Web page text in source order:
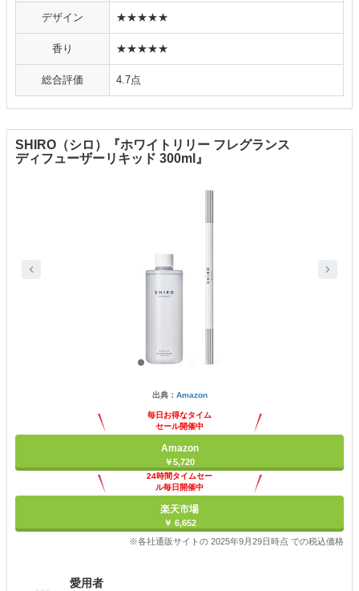
デザイン ★★★★★
香り ★★★★★
総合評価 4.7点
SHIRO（シロ）『ホワイトリリー フレグランス
ディフューザーリキッド 300ml』
出典： Amazon
毎日お得なタイム
セール開催中
Amazon
￥5,720
24時間タイムセー
ル毎日開催中
楽天市場
￥ 6,652
※各社通販サイトの 2025年9月29日時点 での税込価格
愛用者